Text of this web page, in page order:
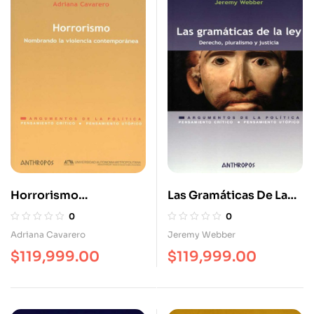
Horrorismo
Nombrando La
Violencia
Contemporánea
0
Adriana Cavarero
$119,999.00
Las Gramáticas De La
Ley Derecho Pluralismo
Y Justicia
0
Jeremy Webber
$119,999.00